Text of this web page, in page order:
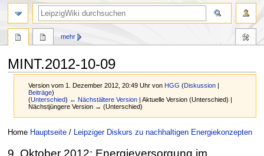
MINT.2012-10-09
Version vom 1. Dezember 2012, 20:49 Uhr vonHGG (Diskussion |
Beiträge)
(Unterschied) ← Nächstältere Version | Aktuelle Version (Unterschied) |
Nächstjüngere Version → (Unterschied)
Zur
springen
Zur
springen
Home Hauptseite/ Leipziger Diskurs zu nachhaltigen Energiekonzepten
9. Oktober 2012: Energieversorgung im
mehr